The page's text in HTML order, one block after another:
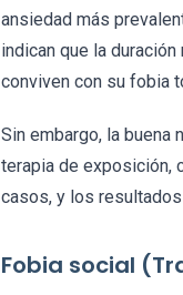
ansiedad más
indican que la
conviven con su fobia
Sin embargo, la
terapia de exposición,
casos, y los
Fobia social